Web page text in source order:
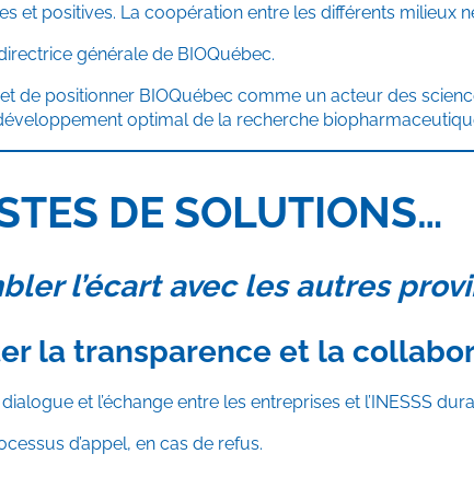
et positives. La coopération entre les différents milieux
générale de BIOQuébec.
de positionner BIOQuébec comme un acteur des
optimal de la recherche
DE SOLUTIONS…
l’écart avec les autres
la transparence et la
et l’échange entre les entreprises et l’INESSS
d’appel, en cas de refus.